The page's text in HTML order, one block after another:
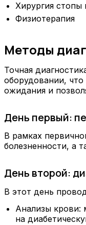
Хирургия стопы
Физиотерапия
Методы
Точная
оборудовании,
ожидания и
День первый:
В рамках
болезненности, а
День второй:
В этот день
Анализы крови:
на